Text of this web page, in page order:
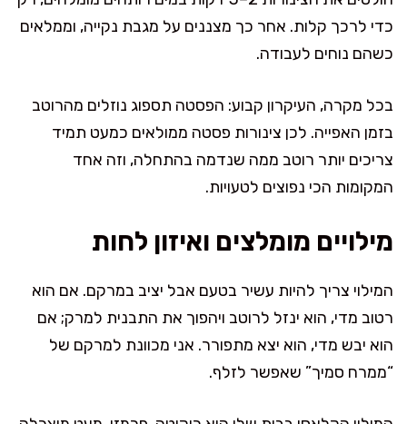
כדי לרכך קלות. אחר כך מצננים על מגבת נקייה, וממלאים
כשהם נוחים לעבודה.
בכל מקרה, העיקרון קבוע: הפסטה תספוג נוזלים מהרוטב
בזמן האפייה. לכן צינורות פסטה ממולאים כמעט תמיד
צריכים יותר רוטב ממה שנדמה בהתחלה, וזה אחד
המקומות הכי נפוצים לטעויות.
מילויים מומלצים ואיזון לחות
המילוי צריך להיות עשיר בטעם אבל יציב במרקם. אם הוא
רטוב מדי, הוא ינזל לרוטב ויהפוך את התבנית למרק; אם
הוא יבש מדי, הוא יצא מתפורר. אני מכוונת למרקם של
“ממרח סמיך” שאפשר לזלף.